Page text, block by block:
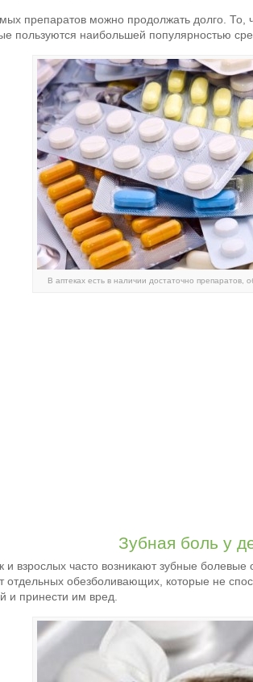
препаратов можно продолжать долго.
пользуются наибольшей популярностью
В аптеках есть в наличии достаточно препаратов,
Зубная боль у
и взрослых часто возникают зубные
отдельных обезболивающих, которые не
и принести им вред.